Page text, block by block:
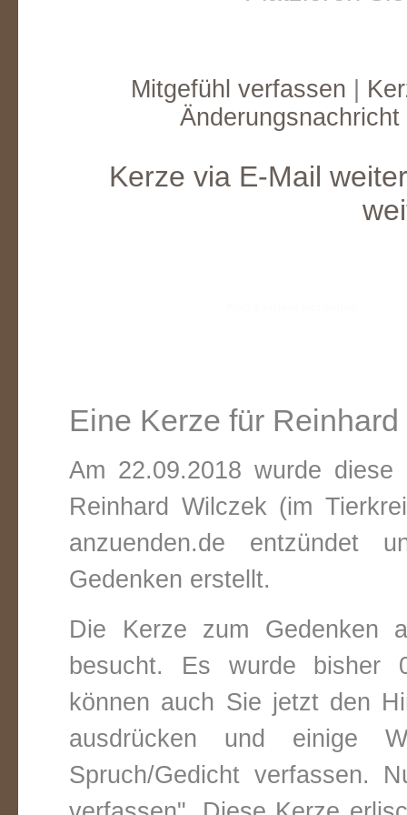
Mitgefühl verfassen
Kerze via E-Mail
Eine Kerze für
Am 22.09.2018 wurde
Reinhard Wilczek (im
anzuenden.de entzündet
Gedenken erstellt.
Die Kerze zum Gedenken
besucht. Es wurde bisher
können auch Sie jetzt den
ausdrücken und einige
Spruch/Gedicht verfassen.